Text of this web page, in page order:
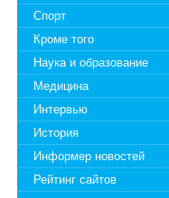
Спорт
Кроме того
Наука и образование
Медицина
Интервью
История
Информер новостей
Рейтинг сайтов